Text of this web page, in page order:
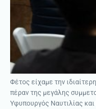
Φέτος είχαμε την
πέραν της μεγάλης
Υφυπουργός Ναυτιλίας